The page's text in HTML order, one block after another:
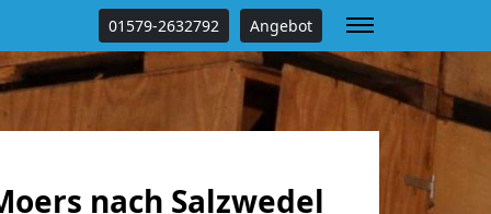
01579-2632792 Angebot
nach Salzwedel